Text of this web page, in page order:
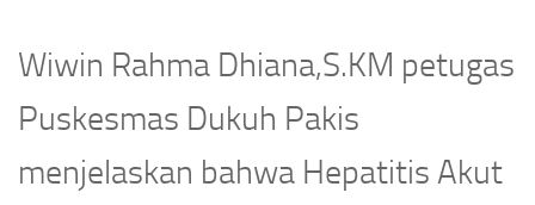
Wiwin Rahma Dhiana,S.KM petugas
Puskesmas Dukuh Pakis
menjelaskan bahwa Hepatitis Akut